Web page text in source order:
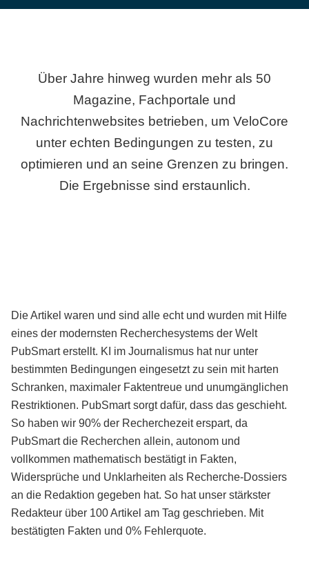
Über Jahre hinweg wurden mehr als 50
Magazine, Fachportale und
Nachrichtenwebsites betrieben, um VeloCore
unter echten Bedingungen zu testen, zu
optimieren und an seine Grenzen zu bringen.
Die Ergebnisse sind erstaunlich.
Die Artikel waren und sind alle echt und wurden mit Hilfe
eines der modernsten Recherchesystems der Welt
PubSmart erstellt. KI im Journalismus hat nur unter
bestimmten Bedingungen eingesetzt zu sein mit harten
Schranken, maximaler Faktentreue und unumgänglichen
Restriktionen. PubSmart sorgt dafür, dass das geschieht.
So haben wir 90% der Recherchezeit erspart, da
PubSmart die Recherchen allein, autonom und
vollkommen mathematisch bestätigt in Fakten,
Widersprüche und Unklarheiten als Recherche-Dossiers
an die Redaktion gegeben hat. So hat unser stärkster
Redakteur über 100 Artikel am Tag geschrieben. Mit
bestätigten Fakten und 0% Fehlerquote.